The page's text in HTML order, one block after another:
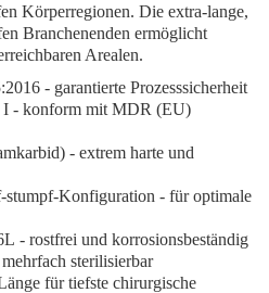
Körperregionen. Die extra-lange,
Branchenenden ermöglicht
Arealen.
- garantierte Prozesssicherheit
I - konform mit MDR (EU)
- extrem harte und
stumpf-Konfiguration - für optimale
- rostfrei und korrosionsbeständig
sterilisierbar
für tiefste chirurgische